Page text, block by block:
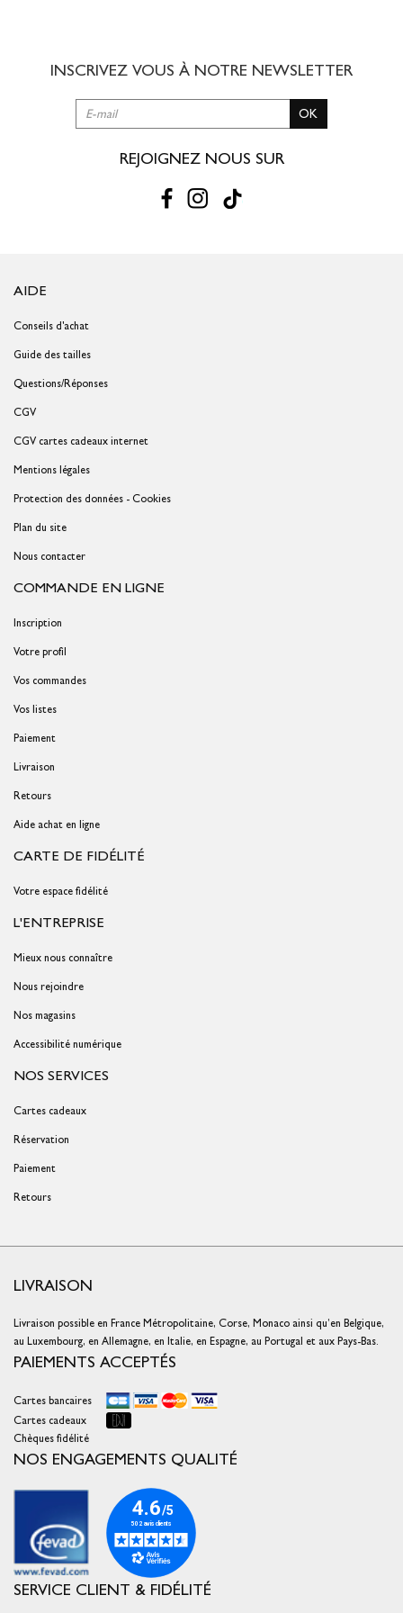
RETOUR SIMPLE SOUS 30 JOURS :
Vous avez changé d'avis ?
Retournez vos achats gratuitement en
livraison/retour disponible dans votre compte client (rubrique "Mes
Gagnez du temps en échangeant votre produit
INSCRIVEZ VOUS À NOTRE NEWSLETTER
OK
REJOIGNEZ NOUS SUR
AIDE
Conseils d'achat
Guide des tailles
Questions/Réponses
CGV
CGV cartes cadeaux internet
Mentions légales
Protection des données - Cookies
Plan du site
Nous contacter
COMMANDE EN LIGNE
Inscription
Votre profil
Vos commandes
Vos listes
Paiement
Livraison
Retours
Aide achat en ligne
CARTE DE FIDÉLITÉ
Votre espace fidélité
L'ENTREPRISE
Mieux nous connaître
Nous rejoindre
Nos magasins
Accessibilité numérique
NOS SERVICES
Cartes cadeaux
Réservation
Paiement
Retours
LIVRAISON
Livraison possible en France Métropolitaine, Corse, Monaco ainsi qu’en Belgique,
au Luxembourg, en Allemagne, en Italie, en Espagne, au Portugal et aux Pays-Bas.
PAIEMENTS ACCEPTÉS
Cartes bancaires
Cartes cadeaux
Chèques fidélité
NOS ENGAGEMENTS QUALITÉ
SERVICE CLIENT & FIDÉLITÉ